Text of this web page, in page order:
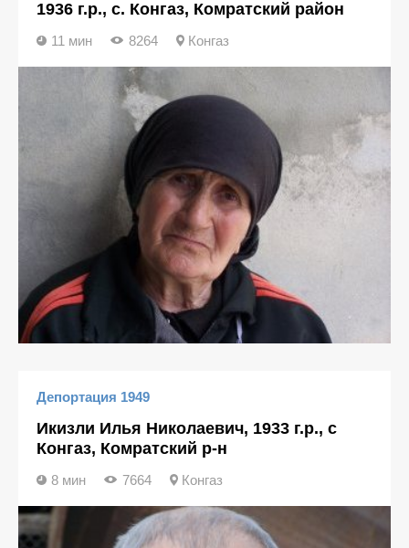
1936 г.р., с. Конгаз, Комратский район
11 мин 8264 Конгаз
Депортация 1949
Икизли Илья Николаевич, 1933 г.р., с
Конгаз, Комратский р-н
8 мин 7664 Конгаз